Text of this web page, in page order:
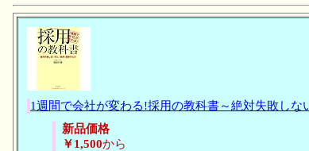
1週間で会社が変わる!採用の教科書～絶対失敗しな
新品価格
￥1,500から